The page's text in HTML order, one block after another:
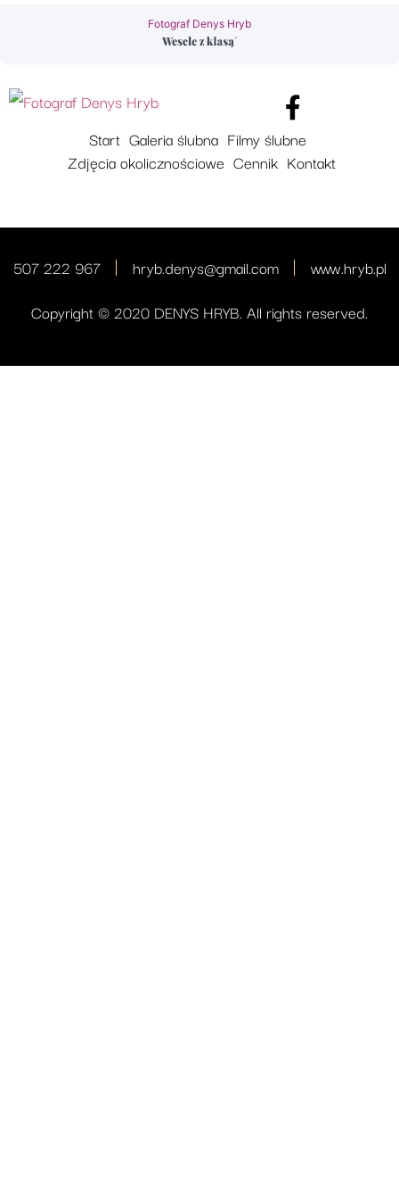
Fotograf Denys Hryb
Start Galeria ślubna Filmy ślubne
Zdjęcia okolicznościowe Cennik Kontakt
Copyright © 2020 DENYS HRYB. All rights reserved.
507 222 967 hryb.denys@gmail.com www.hryb.pl